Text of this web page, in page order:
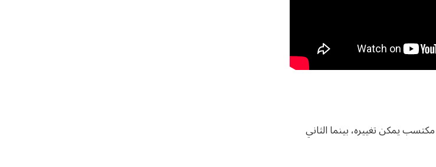
يمكن تغييره، بينما الثاني